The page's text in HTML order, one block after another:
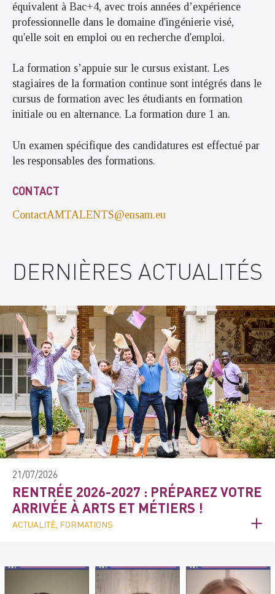
équivalent à Bac+4, avec trois années d’expérience
professionnelle dans le domaine d'ingénierie visé,
qu'elle soit en emploi ou en recherche d'emploi.
La formation s’appuie sur le cursus existant. Les
stagiaires de la formation continue sont intégrés dans le
cursus de formation avec les étudiants en formation
initiale ou en alternance. La formation dure 1 an.
Un examen spécifique des candidatures est effectué par
les responsables des formations.
CONTACT
ContactAMTALENTS@ensam.eu
DERNIÈRES ACTUALITÉS
21/07/2026
RENTRÉE 2026-2027 : PRÉPAREZ VOTRE
ARRIVÉE À ARTS ET MÉTIERS !
ACTUALITÉ, FORMATIONS